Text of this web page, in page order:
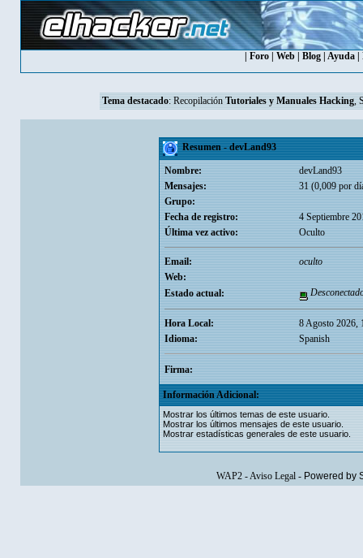
Foro Web Blog Ayuda
Tema destacado: Recopilación Tutoriales y Manuales Hacking,
Resumen - devLand93
Nombre:
devLand93
Mensajes:
31 (0,009 por
Grupo:
Fecha de registro:
4 Septiembre
Última vez activo:
Oculto
Email:
oculto
Web:
Estado actual:
Hora Local:
8 Agosto 2026,
Idioma:
Spanish
Firma:
Información Adicional:
Mostrar los últimos temas de este usuario.
Mostrar los últimos mensajes de este usuario.
Mostrar estadísticas generales de este usuario.
WAP2-Aviso Legal- Powered by